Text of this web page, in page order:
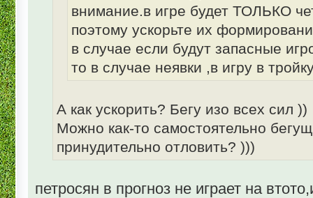
внимание.в игре будет ТОЛЬКО
поэтому ускорьте их
в случае если будут запасные
то в случае неявки ,в игру в
А как ускорить? Бегу изо всех сил ))
Можно как-то самостоятельно
принудительно отловить? )))
петросян в прогноз не играет на